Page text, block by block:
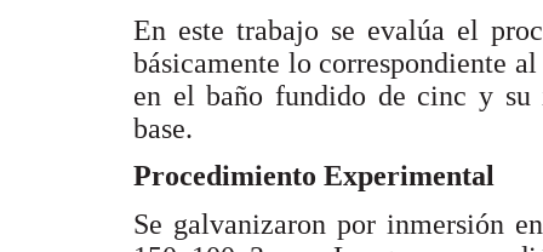
En este trabajo se evalúa el
básicamente lo correspondiente
en el baño fundido de cinc y su
base.
Procedimiento Experimental
Se galvanizaron por inmersión